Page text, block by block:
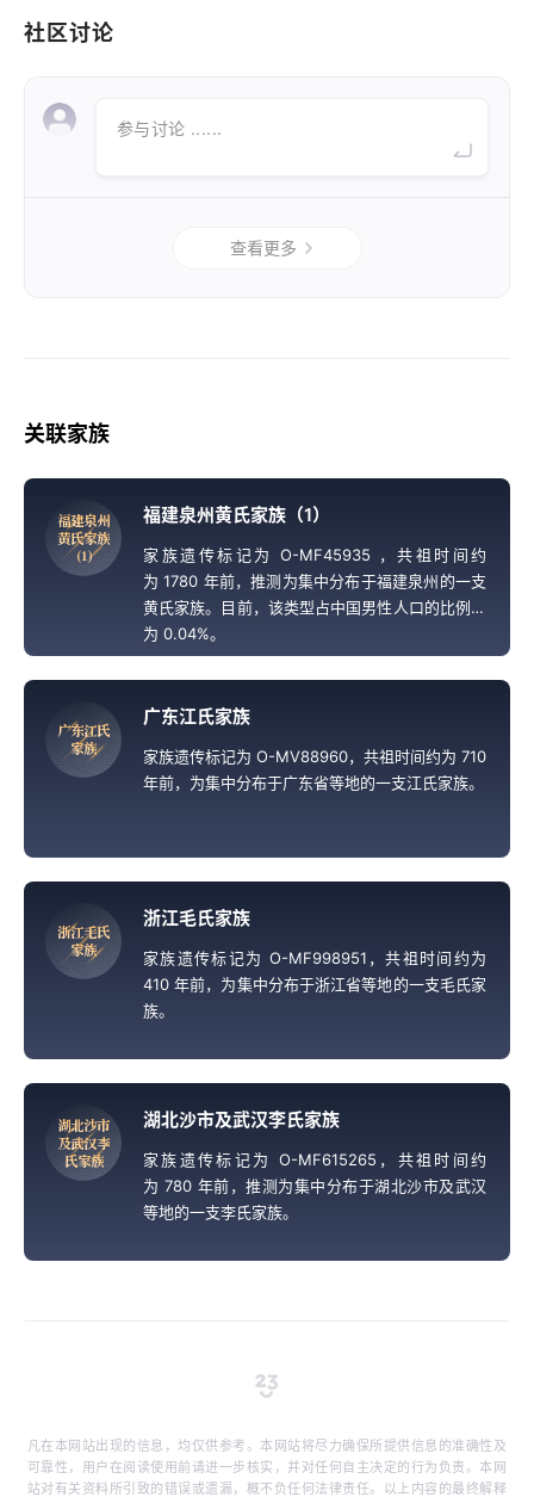
社区讨论
参与讨论 ......
查看更多
关联家族
福建泉州
黄氏家族
（1）
福建泉州黄氏家族（1）
家族遗传标记为 O-MF45935 ，共祖时间约
为 1780 年前，推测为集中分布于福建泉州的一支
黄氏家族。目前，该类型占中国男性人口的比例约
为 0.04%。
广东江氏
家族
广东江氏家族
家族遗传标记为 O-MV88960，共祖时间约为 710
年前，为集中分布于广东省等地的一支江氏家族。
浙江毛氏
家族
浙江毛氏家族
家族遗传标记为 O-MF998951，共祖时间约为
410 年前，为集中分布于浙江省等地的一支毛氏家
族。
湖北沙市
及武汉李
氏家族
湖北沙市及武汉李氏家族
家族遗传标记为 O-MF615265，共祖时间约
为 780 年前，推测为集中分布于湖北沙市及武汉
等地的一支李氏家族。
凡在本网站出现的信息，均仅供参考。本网站将尽力确保所提供信息的准确性及
可靠性，用户在阅读使用前请进一步核实，并对任何自主决定的行为负责。本网
站对有关资料所引致的错误或遗漏，概不负任何法律责任。以上内容的最终解释